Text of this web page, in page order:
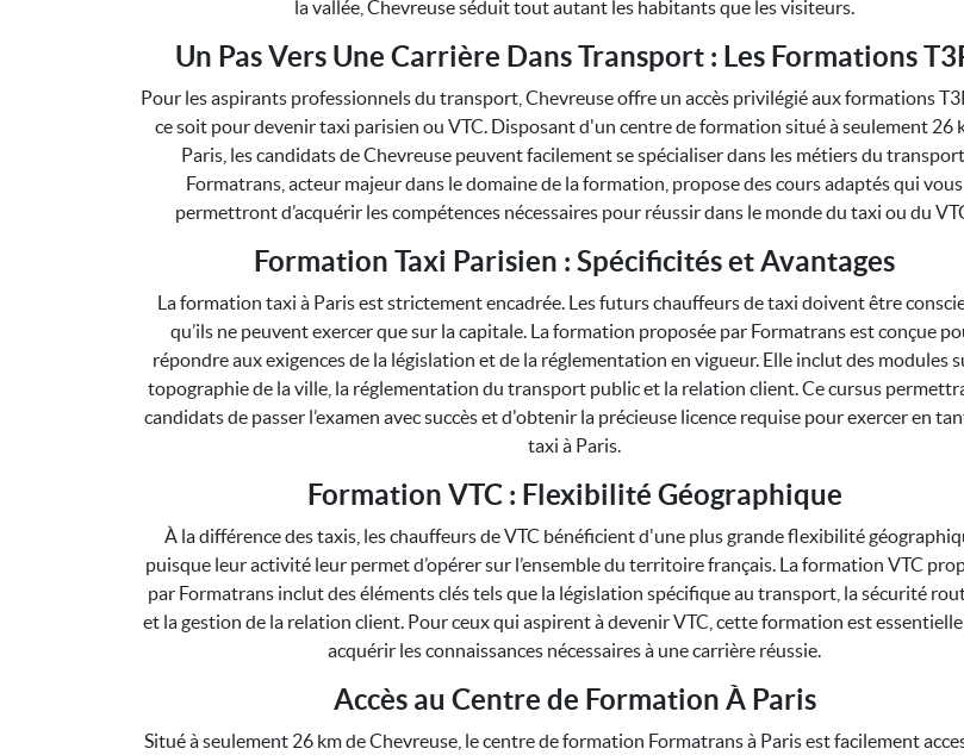
la vallée, Chevreuse séduit tout autant les habitants que les visiteurs.
Un Pas Vers Une Carrière Dans Transport : Les Formations
Pour les aspirants professionnels du transport, Chevreuse offre un accès privilégié aux formations
ce soit pour devenir taxi parisien ou VTC. Disposant d'un centre de formation situé à seulement 26
Paris, les candidats de Chevreuse peuvent facilement se spécialiser dans les métiers du
Formatrans, acteur majeur dans le domaine de la formation, propose des cours adaptés qui vous
permettront d’acquérir les compétences nécessaires pour réussir dans le monde du taxi ou du
Formation Taxi Parisien : Spécificités et Avantages
La formation taxi à Paris est strictement encadrée. Les futurs chauffeurs de taxi doivent être
qu’ils ne peuvent exercer que sur la capitale. La formation proposée par Formatrans est conçue
répondre aux exigences de la législation et de la réglementation en vigueur. Elle inclut des modules
topographie de la ville, la réglementation du transport public et la relation client. Ce cursus
candidats de passer l’examen avec succès et d'obtenir la précieuse licence requise pour exercer en
taxi à Paris.
Formation VTC : Flexibilité Géographique
À la différence des taxis, les chauffeurs de VTC bénéficient d'une plus grande flexibilité
puisque leur activité leur permet d’opérer sur l’ensemble du territoire français. La formation VTC
par Formatrans inclut des éléments clés tels que la législation spécifique au transport, la sécurité
et la gestion de la relation client. Pour ceux qui aspirent à devenir VTC, cette formation est
acquérir les connaissances nécessaires à une carrière réussie.
Accès au Centre de Formation À Paris
Situé à seulement 26 km de Chevreuse, le centre de formation Formatrans à Paris est facilement